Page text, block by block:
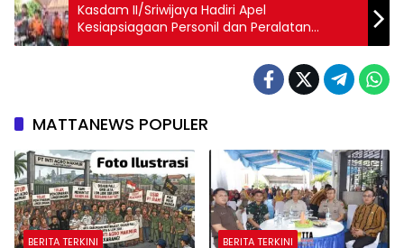
Kasdam II/Sriwijaya Hadiri Apel
Kesiapsiagaan Personil dan Peralatan
Penanggulangan Karhutla Sumsel Tahun
MATTANEWS POPULER
BERITA TERKINI BERITA TERKINI